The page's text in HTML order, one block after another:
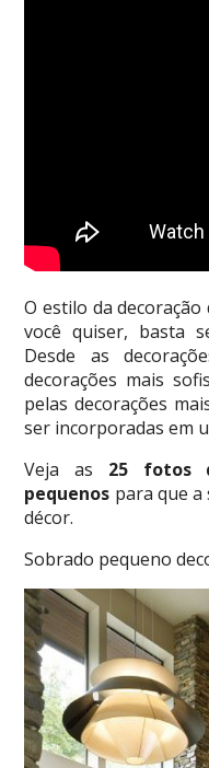
O estilo da
você quiser, basta
Desde as
decorações mais
pelas decorações
ser incorporadas em
Veja as 25 fotos
pequenos para que
décor.
Sobrado pequeno